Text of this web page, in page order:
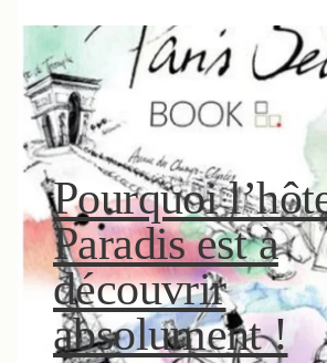
Pourquoi
Paradis est à
découvrir
absolument !